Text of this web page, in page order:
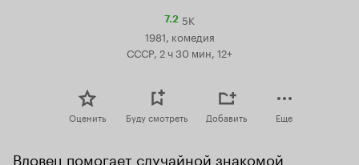
7.2Рейтинг
5K
1981, комедия
СССР, 2 ч 30 мин, 12+
Оценить Буду смотреть Добавить Еще
Вдовец помогает случайной знакомой